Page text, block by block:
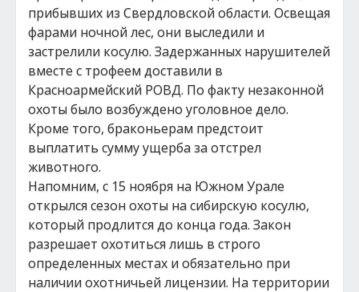
прибывших из Свердловской области. Освещая
фарами ночной лес, они выследили и
застрелили косулю. Задержанных нарушителей
вместе с трофеем доставили в
Красноармейский РОВД. По факту незаконной
охоты было возбуждено уголовное дело.
Кроме того, браконьерам предстоит
выплатить сумму ущерба за отстрел
животного.
Напомним, с 15 ноября на Южном Урале
открылся сезон охоты на сибирскую косулю,
который продлится до конца года. Закон
разрешает охотиться лишь в строго
определенных местах и обязательно при
наличии охотничьей лицензии. На территории